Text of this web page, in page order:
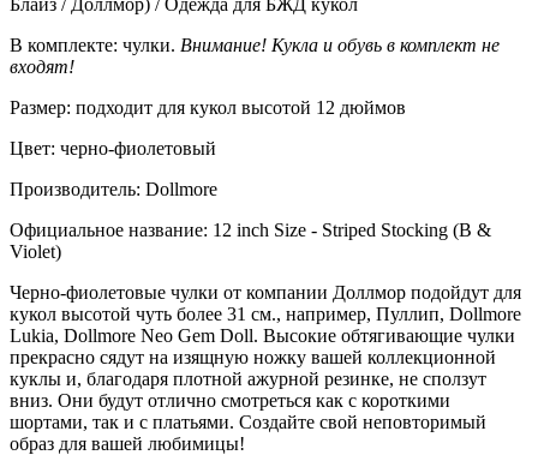
В комплекте: чулки. Внимание! Кукла и обувь в комплект не
входят!
Размер: подходит для кукол высотой 12 дюймов
Цвет: черно-фиолетовый
Производитель: Dollmore
Официальное название: 12 inch Size - Striped Stocking (B &
Violet)
Черно-фиолетовые чулки от компании Доллмор подойдут для
кукол высотой чуть более 31 см., например, Пуллип, Dollmore
Lukia, Dollmore Neo Gem Doll. Высокие обтягивающие чулки
прекрасно сядут на изящную ножку вашей коллекционной
куклы и, благодаря плотной ажурной резинке, не сползут
вниз. Они будут отлично смотреться как с короткими
шортами, так и с платьями. Создайте свой неповторимый
образ для вашей любимицы!